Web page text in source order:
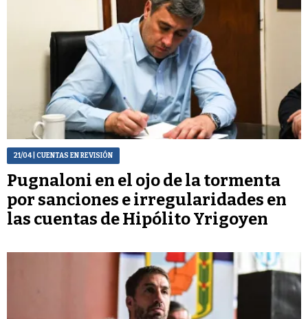
21/04| CUENTAS EN REVISIÓN
Pugnaloni en el ojo de la tormenta
por sanciones e irregularidades en
las cuentas de Hipólito Yrigoyen